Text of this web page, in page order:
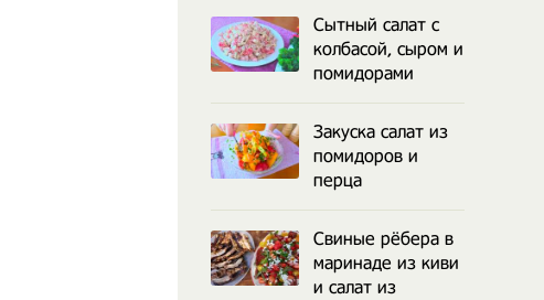
Сытный салат с
колбасой, сыром и
помидорами
Закуска салат из
помидоров и
перца
Свиные рёбера в
маринаде из киви
и салат из